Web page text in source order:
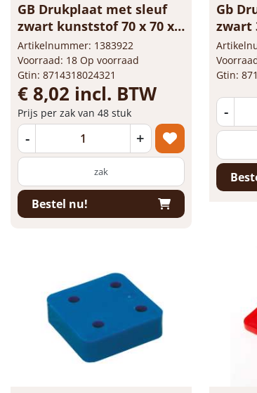
GB Drukplaat met sleuf
zwart kunststof 70 x 70 x
3mm 34743
Artikelnummer: 1383922
Voorraad: 18 Op voorraad
Gtin: 8714318024321
€ 8,02 incl. BTW
Prijs per zak van 48 stuk
- +
zak
Bestel nu!
Gb
zwart
34770
Gtin:
-